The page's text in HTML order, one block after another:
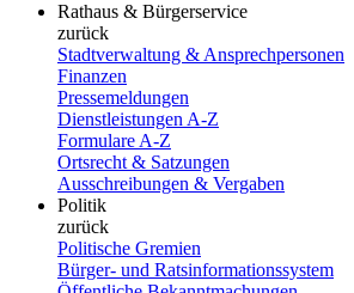
Rathaus & Bürgerservice
zurück
Stadtverwaltung & Ansprechpersonen
Finanzen
Pressemeldungen
Dienstleistungen A-Z
Formulare A-Z
Ortsrecht & Satzungen
Ausschreibungen & Vergaben
Politik
zurück
Politische Gremien
Bürger- und Ratsinformationssystem